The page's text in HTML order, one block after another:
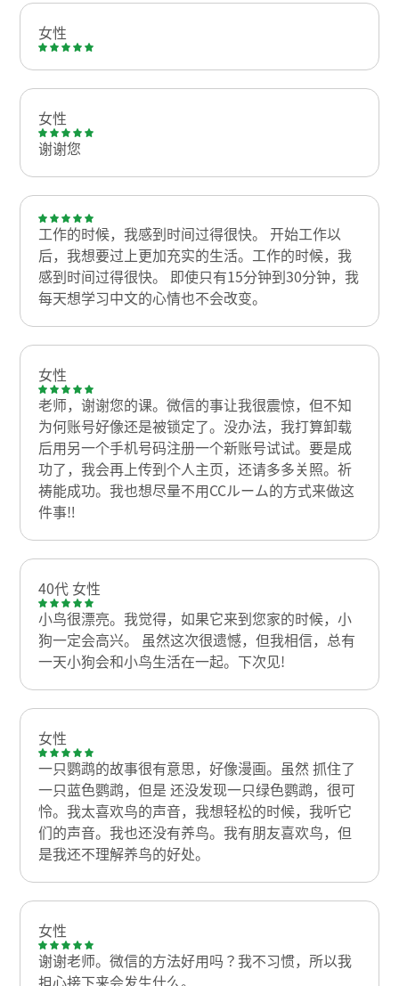
女性
女性
谢谢您
工作的时候，我感到时间过得很快。 开始工作以
后，我想要过上更加充实的生活。​工作的时候，我
感到时间过得很快。 即使只有15分钟到30分钟，我
每天想学习中文的心情也不会改变。
女性
老师，谢谢您的课。微信的事让我很震惊，但不知
为何账号好像还是被锁定了。没办法，我打算卸载
后用另一个手机号码注册一个新账号试试。要是成
功了，我会再上传到个人主页，还请多多关照。祈
祷能成功。我也想尽量不用CCルーム的方式来做这
件事‼️
40代 女性
小鸟很漂亮。我觉得，如果它来到您家的时候，小
狗一定会高兴。 虽然这次很遗憾，但我相信，总有
一天小狗会和小鸟生活在一起。下次见!
女性
一只鹦鹉的故事很有意思，好像漫画。虽然 抓住了
一只蓝色鹦鹉，但是 还没发现一只绿色鹦鹉，很可
怜。我太喜欢鸟的声音，我想轻松的时候，我听它
们的声音。我也还没有养鸟。我有朋友喜欢鸟，但
是我还不理解养鸟的好处。
女性
谢谢老师。微信的方法好用吗？我不习惯，所以我
担心接下来会发生什么。